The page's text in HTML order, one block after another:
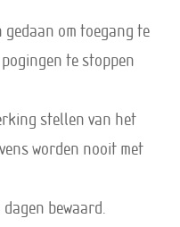
om toegang te
te stoppen
stellen van het
worden nooit met
bewaard.